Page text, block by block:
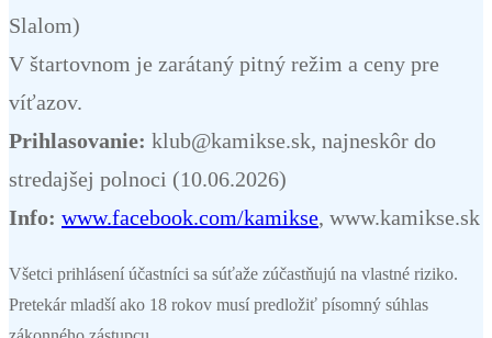
Slalom)
V štartovnom je zarátaný pitný režim a ceny pre
víťazov.
Prihlasovanie: klub@kamikse.sk, najneskôr do
stredajšej polnoci (10.06.2026)
Info: www.facebook.com/kamikse, www.kamikse.sk
Všetci prihlásení účastníci sa súťaže zúčastňujú na vlastné riziko.
Pretekár mladší ako 18 rokov musí predložiť písomný súhlas